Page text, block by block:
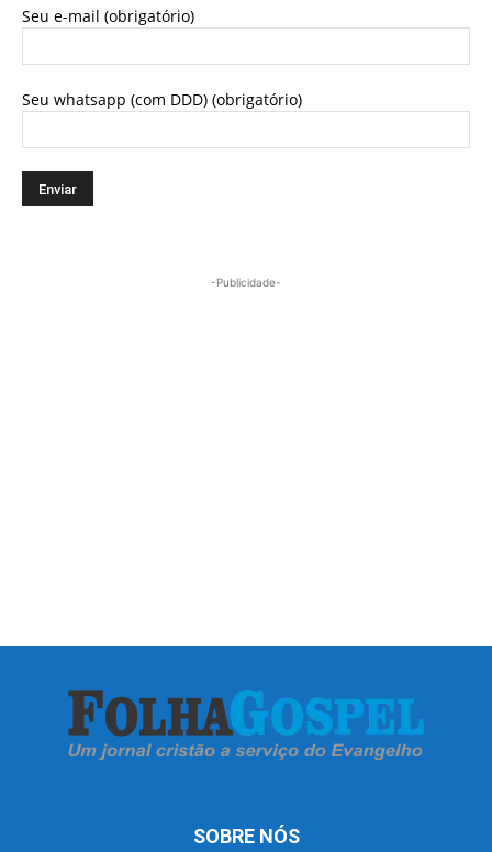
Seu e-mail (obrigatório)
Seu whatsapp (com DDD) (obrigatório)
-Publicidade-
SOBRE NÓS